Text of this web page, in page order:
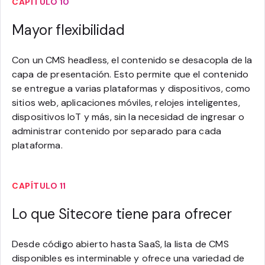
Mayor flexibilidad
Con un CMS headless, el contenido se desacopla de la
capa de presentación. Esto permite que el contenido
se entregue a varias plataformas y dispositivos, como
sitios web, aplicaciones móviles, relojes inteligentes,
dispositivos IoT y más, sin la necesidad de ingresar o
administrar contenido por separado para cada
plataforma.
CAPÍTULO 11
Lo que Sitecore tiene para ofrecer
Desde código abierto hasta SaaS, la lista de CMS
disponibles es interminable y ofrece una variedad de